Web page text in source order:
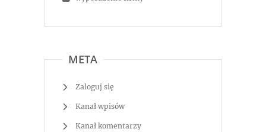
META
Zaloguj się
Kanał wpisów
Kanał komentarzy